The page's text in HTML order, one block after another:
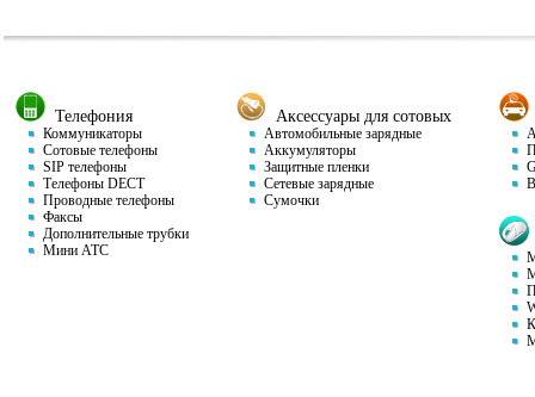
Телефония
Коммуникаторы
Сотовые телефоны
SIP телефоны
Телефоны DECT
Проводные телефоны
Факсы
Дополнительные трубки
Мини АТС
Аксессуары для сотовых
Автомобильные зарядные
Аккумуляторы
Защитные пленки
Сетевые зарядные
Сумочки